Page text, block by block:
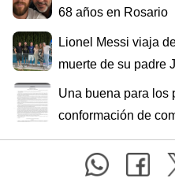
68 años en Rosario
Lionel Messi viaja
muerte de su padre
Una buena para los
conformación de